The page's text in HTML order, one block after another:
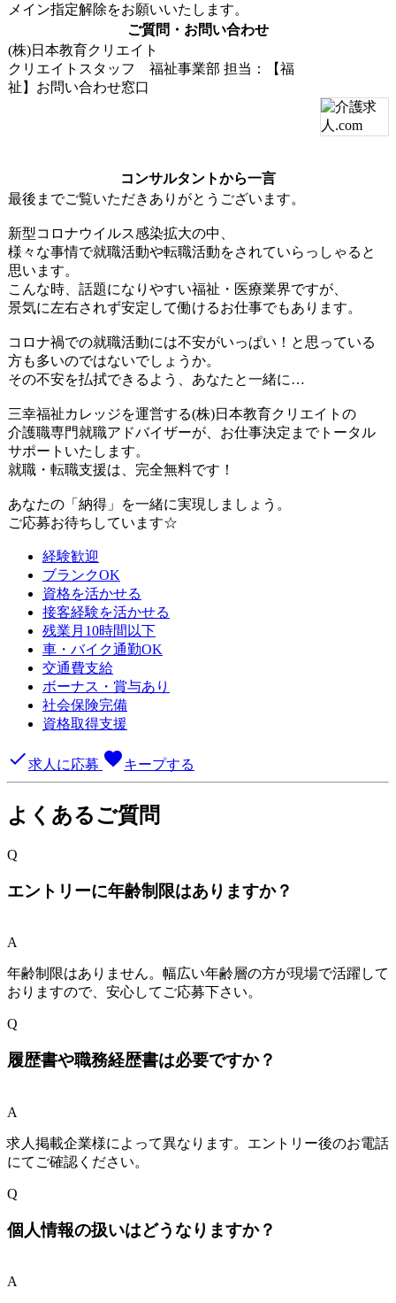
メイン指定解除をお願いいたします。
ご質問・お問い合わせ
(株)日本教育クリエイト
クリエイトスタッフ 福祉事業部 担当：【福
祉】お問い合わせ窓口
コンサルタントから一言
最後までご覧いただきありがとうございます。
新型コロナウイルス感染拡大の中、
様々な事情で就職活動や転職活動をされていらっしゃると
思います。
こんな時、話題になりやすい福祉・医療業界ですが、
景気に左右されず安定して働けるお仕事でもあります。
コロナ禍での就職活動には不安がいっぱい！と思っている
方も多いのではないでしょうか。
その不安を払拭できるよう、あなたと一緒に…
三幸福祉カレッジを運営する(株)日本教育クリエイトの
介護職専門就職アドバイザーが、お仕事決定までトータル
サポートいたします。
就職・転職支援は、完全無料です！
あなたの「納得」を一緒に実現しましょう。
ご応募お待ちしています☆
経験歓迎
ブランクOK
資格を活かせる
接客経験を活かせる
残業月10時間以下
車・バイク通勤OK
交通費支給
ボーナス・賞与あり
社会保険完備
資格取得支援
done求人に応募 favoriteキープする
よくあるご質問
Q
エントリーに年齢制限はありますか？
A
年齢制限はありません。幅広い年齢層の方が現場で活躍して
おりますので、安心してご応募下さい。
Q
履歴書や職務経歴書は必要ですか？
A
求人掲載企業様によって異なります。エントリー後のお電話
にてご確認ください。
Q
個人情報の扱いはどうなりますか？
A